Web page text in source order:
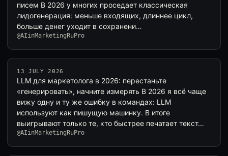
писем В 2026 у многих проседает классическая
лидогенерация: меньше входящих, длиннее цикл,
больше денег уходит в сохранени…
@AIinMarketingRuPro
13 JULY 2026
LLM для маркетолога в 2026: перестаньте
«генерировать», начните измерять В 2026 я всё чаще
вижу одну и ту же ошибку в командах: LLM
используют как пишущую машинку. В итоге
выигрывают только те, кто быстрее печатает текст…
@AIinMarketingRuPro